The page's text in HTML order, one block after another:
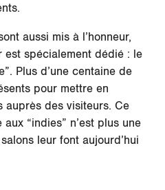
aussi mis à l’honneur,
spécialement dédié : le
Plus d’une centaine de
pour mettre en
auprès des visiteurs. Ce
“indies” n’est plus une
leur font aujourd’hui